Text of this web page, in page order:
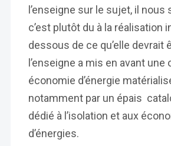
l’enseigne sur le sujet, il nous
c’est plutôt du à la réalisation
dessous de ce qu’elle devrait
l’enseigne a mis en avant
économie d’énergie
notamment par un épais
dédié à l’isolation et aux
d’énergies.